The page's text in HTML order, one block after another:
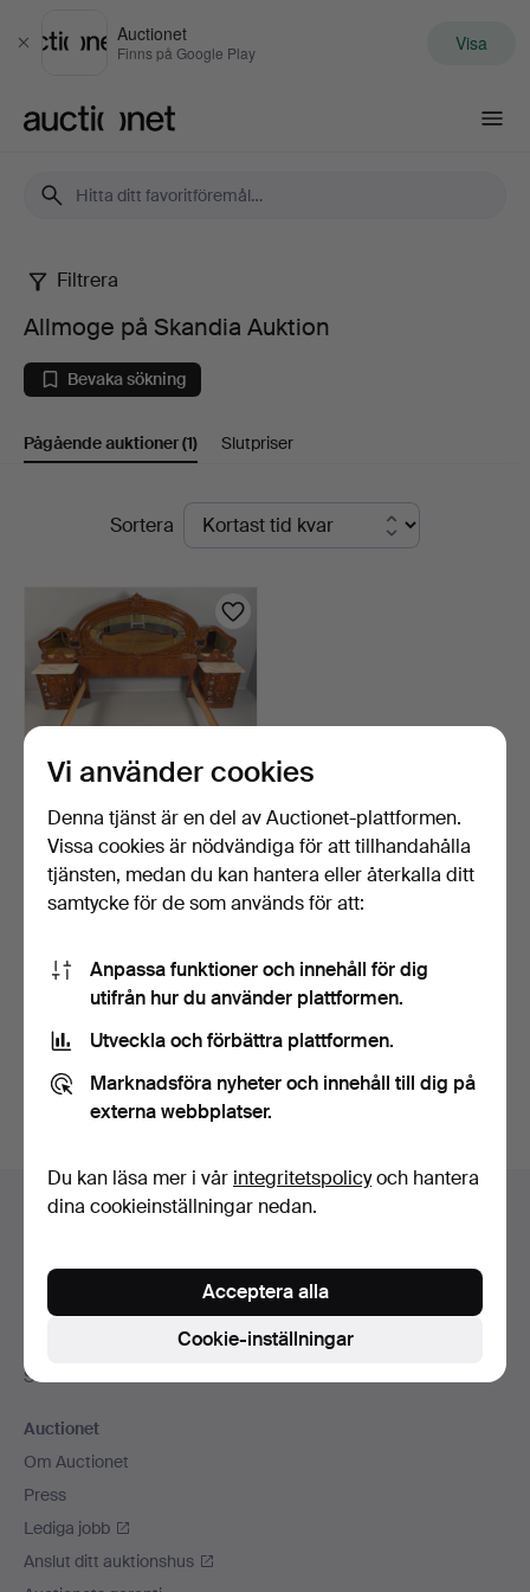
Stäng
Auctionet
Finns på Google Play Visa
Allmoge
på
Skandia
Auktion
Filtrera
Allmoge på Skandia Auktion
Bevaka sökning
Pågående auktioner(1) Slutpriser
PågåendeSortera
SÄNGKAMMARMÖBEL,
1900-talets slut, klassic…
Bevaka sökning
Du kan också söka i vårt arkiv med avslutade auktioner
Sidfotsnavigation
Hjälp och kontakt
Alla auktionshus
Betalningsalternativ
Sociala medier
Auctionet
Om Auctionet
Press
Lediga jobb
Anslut ditt auktionshus
Vi använder cookies
Denna tjänst är en del av Auctionet-plattformen.
Vissa cookies är nödvändiga för att tillhandahålla
tjänsten, medan du kan hantera eller återkalla ditt
samtycke för de som används för att:
Anpassa funktioner och innehåll för dig
utifrån hur du använder plattformen.
Utveckla och förbättra plattformen.
Marknadsföra nyheter och innehåll till dig på
externa webbplatser.
Du kan läsa mer i vår integritetspolicyoch hantera
dina cookieinställningar nedan.
Cookie-inställningar
Acceptera alla